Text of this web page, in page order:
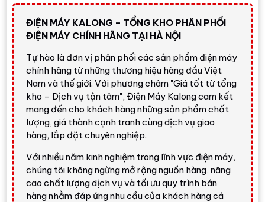
DF60A8500EG/SV
Samsung DF60A8500EG/SVlà tủ chăm sóc quần áo
thông minh thuộc dòng
Bespoke AirDresser
dạng tủ đứng với3 móc treo Air Hangervà sức chứa
chăm sóc quần áo tham khảo6kg. Khác với máy giặt
truyền thống, sản phẩm này không dùng để giặt sạch đồ
bẩn nặng bằng nước mà tập trung vào làm mới trang
phục, khử mùi, giảm nhăn, sấy nhẹ, diệt khuẩn bằng hơi
nước và chăm sóc các loại quần áo khó giặt thường
xuyên.
Model này đặc biệt phù hợp với khách hàng thường
xuyên mặcvest, áo khoác, áo sơ mi, đầm, đồng phục
công sở, đồ len, đồ mỏng nhẹ hoặc trang phục cần giữ
ĐIỆN MÁY KALONG – TỔNG KHO PHÂN PHỐI
ĐIỆN MÁY CHÍNH HÃNG TẠI HÀ NỘI
Tự hào là đơn vị phân phối các sản phẩm điện máy
chính hãng từ những thương hiệu hàng đầu Việt
Nam và thế giới. Với phương châm "Giá tốt từ tổng
kho – Dịch vụ tận tâm", Điện Máy Kalong cam kết
mang đến cho khách hàng những sản phẩm chất
lượng, giá thành cạnh tranh cùng dịch vụ giao
hàng, lắp đặt chuyên nghiệp.
Với nhiều năm kinh nghiệm trong lĩnh vực điện máy,
chúng tôi không ngừng mở rộng nguồn hàng, nâng
cao chất lượng dịch vụ và tối ưu quy trình bán
hàng nhằm đáp ứng nhu cầu của khách hàng cá